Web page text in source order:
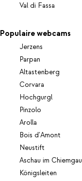
Val di Fassa
Populaire webcams
Jerzens
Parpan
Altastenberg
Corvara
Hochgurgl
Pinzolo
Arolla
Bois d'Amont
Neustift
Aschau im Chiemgau
Königsleiten